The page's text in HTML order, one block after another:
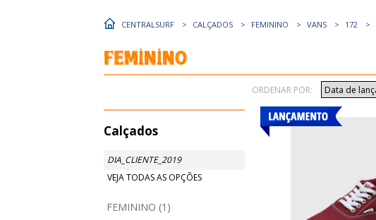
CENTRALSURF CALÇADOS FEMININO VANS 172
Feminino
Calçados
DIA_CLIENTE_2019
VEJA TODAS AS OPÇÕES
FEMININO (1)
ORDENAR POR: